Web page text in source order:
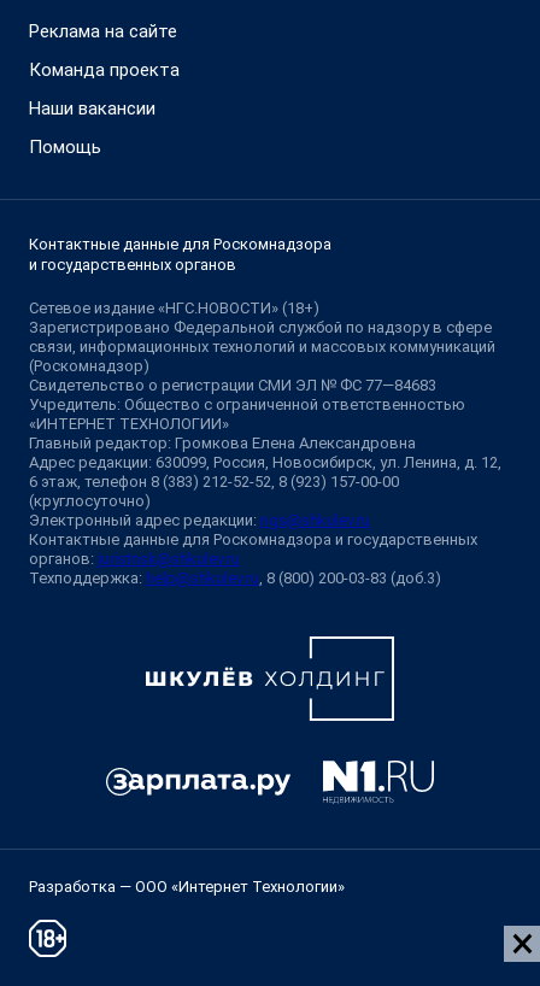
Реклама на сайте
Команда проекта
Наши вакансии
Помощь
Контактные данные для Роскомнадзора
и государственных органов
Сетевое издание «НГС.НОВОСТИ» (18+)
Зарегистрировано Федеральной службой по надзору в сфере
связи, информационных технологий и массовых коммуникаций
(Роскомнадзор)
Свидетельство о регистрации СМИ ЭЛ № ФС 77—84683
Учредитель: Общество с ограниченной ответственностью
«ИНТЕРНЕТ ТЕХНОЛОГИИ»
Главный редактор: Громкова Елена Александровна
Адрес редакции: 630099, Россия, Новосибирск, ул. Ленина, д. 12,
6 этаж, телефон 8 (383) 212-52-52, 8 (923) 157-00-00
(круглосуточно)
Электронный адрес редакции: ngs@shkulev.ru
Контактные данные для Роскомнадзора и государственных
органов: juristnsk@shkulev.ru
Техподдержка: help@shkulev.ru , 8 (800) 200-03-83 (доб.3)
Разработка — ООО «Интернет Технологии»